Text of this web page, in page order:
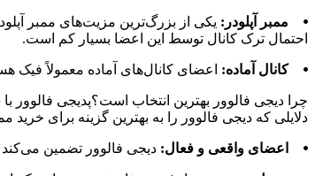
⦁ ممبر آپلودر: یکی از بزرگ‌ترین مزیت‌های ممبر
احتمال ترک کانال توسط این اعضا بسیار کم است.
⦁ کانال آماده: اعضای کانال‌های آماده معمولاً فیک
چرا دیجی فالوور بهترین انتخاب است؟پدیجی فالوور
دلایلی که دیجی فالوور را به بهترین گزینه برای خرید
⦁ اعضای واقعی و فعال: دیجی فالوور تضمین می‌کند